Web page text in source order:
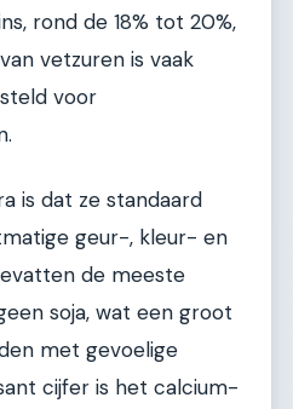
rond de 18% tot 20%,
vetzuren is vaak
voor
is dat ze standaard
geur-, kleur- en
de meeste
soja, wat een groot
met gevoelige
cijfer is het calcium-